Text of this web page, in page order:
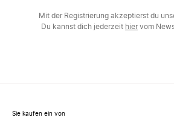
Mit der Registrierung akzeptierst du
Du kannst dich jederzeit hiervom
Sie kaufen ein von